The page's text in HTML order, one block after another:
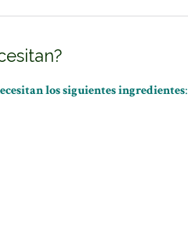
los siguientes ingredientes: